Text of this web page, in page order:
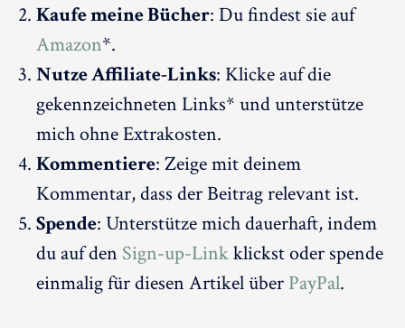
Kaufe meine Bücher: Du findest sie auf
Amazon*.
Nutze Affiliate-Links: Klicke auf die
gekennzeichneten Links* und unterstütze
mich ohne Extrakosten.
Kommentiere: Zeige mit deinem
Kommentar, dass der Beitrag relevant ist.
Spende: Unterstütze mich dauerhaft, indem
du auf den Sign-up-Linkklickst oder spende
einmalig für diesen Artikel über PayPal.